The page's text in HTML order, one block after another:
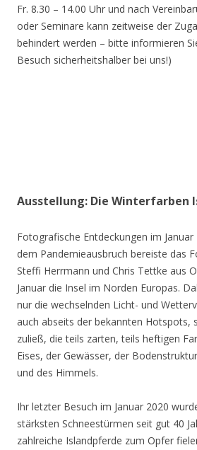
Fr. 8.30 – 14.00 Uhr und nach
oder Seminare kann zeitweise der
behindert werden – bitte informieren
Besuch sicherheitshalber bei uns!)
Ausstellung: Die Winterfarben
Fotografische Entdeckungen im
dem Pandemieausbruch bereiste das
Steffi Herrmann und Chris Tettke aus
Januar die Insel im Norden Europas.
nur die wechselnden Licht- und
auch abseits der bekannten Hotspots,
zuließ, die teils zarten, teils heftigen
Eises, der Gewässer, der
und des Himmels.
Ihr letzter Besuch im Januar 2020
stärksten Schneestürmen seit gut 40
zahlreiche Islandpferde zum Opfer